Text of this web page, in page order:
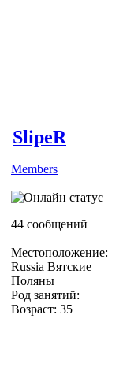
SlipeR
Members
44 сообщений
Местоположение:
Russia Вятские
Поляны
Род занятий:
Возраст: 35